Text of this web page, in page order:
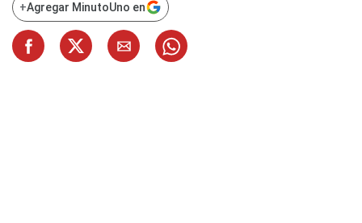
+Agregar MinutoUno en